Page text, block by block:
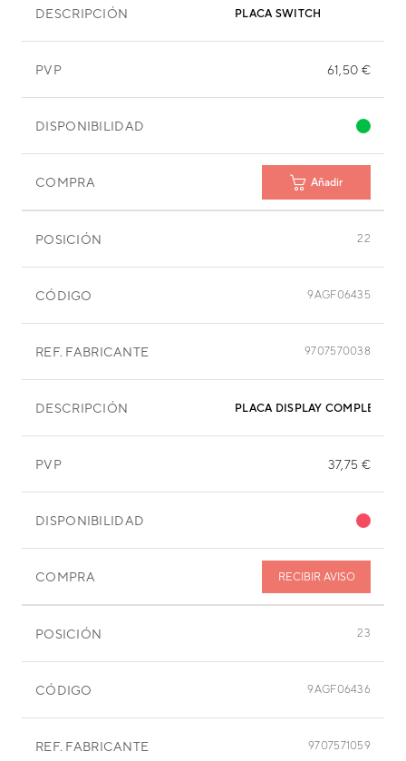
DESCRIPCIÓN PLACA SWITCH
PVP 61,50 €
DISPONIBILIDAD
COMPRA Añadir
POSICIÓN 22
CÓDIGO 9AGF06435
REF. FABRICANTE 9707570038
DESCRIPCIÓN PLACA DISPLAY COMPLETO
PVP 37,75 €
DISPONIBILIDAD
COMPRA RECIBIR AVISO
POSICIÓN 23
CÓDIGO 9AGF06436
REF. FABRICANTE 9707571059